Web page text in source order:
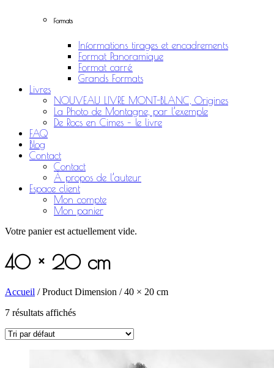
Formats
Informations tirages et encadrements
Format Panoramique
Format carré
Grands Formats
Livres
NOUVEAU LIVRE MONT-BLANC, Origines
La Photo de Montagne, par l’exemple
De Rocs en Cimes – le livre
FAQ
Blog
Contact
Contact
À propos de l’auteur
Espace client
Mon compte
Mon panier
Votre panier est actuellement vide.
40 × 20 cm
Accueil / Product Dimension / 40 × 20 cm
7 résultats affichés